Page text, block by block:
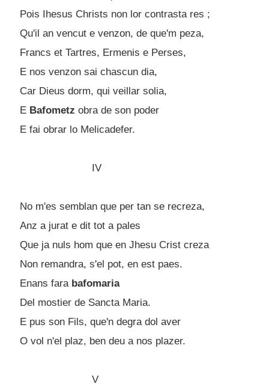
Pois Ihesus Christs non lor contrasta res ;
Qu'il an vencut e venzon, de que'm peza,
Francs et Tartres, Ermenis e Perses,
E nos venzon sai chascun dia,
Car Dieus dorm, qui veillar solia,
E Bafometz obra de son poder
E fai obrar lo Melicadefer.
IV
No m'es semblan que per tan se recreza,
Anz a jurat e dit tot a pales
Que ja nuls hom que en Jhesu Crist creza
Non remandra, s'el pot, en est paes.
Enans fara bafomaria
Del mostier de Sancta Maria.
E pus son Fils, que'n degra dol aver
O vol n'el plaz, ben deu a nos plazer.
V